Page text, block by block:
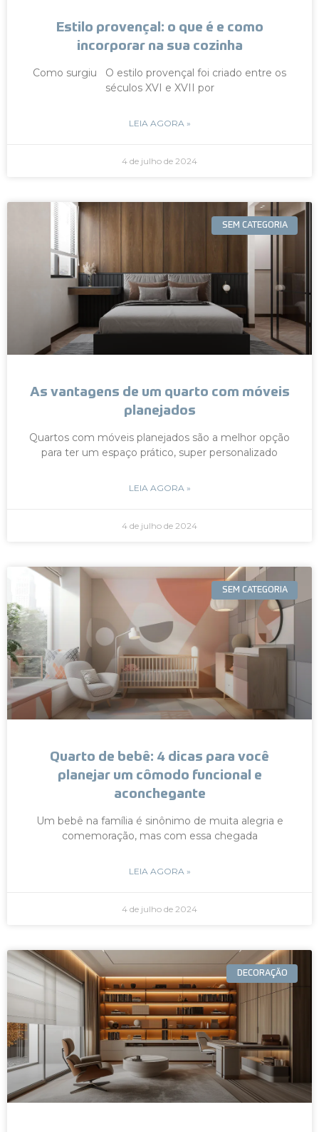
Estilo provençal: o que é e como
incorporar na sua cozinha
Como surgiu O estilo provençal foi criado entre os
séculos XVI e XVII por
LEIA AGORA »
4 de julho de 2024
SEM CATEGORIA
As vantagens de um quarto com móveis
planejados
Quartos com móveis planejados são a melhor opção
para ter um espaço prático, super personalizado
LEIA AGORA »
4 de julho de 2024
SEM CATEGORIA
Quarto de bebê: 4 dicas para você
planejar um cômodo funcional e
aconchegante
Um bebê na família é sinônimo de muita alegria e
comemoração, mas com essa chegada
LEIA AGORA »
4 de julho de 2024
DECORAÇÃO